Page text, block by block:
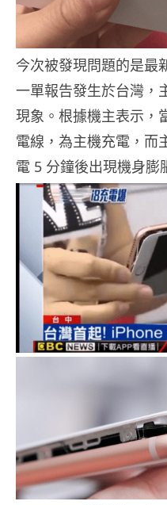
今次被發現問題的是最
一單報告發生於台灣，
現象。根據機主表示，
電線，為主機充電，而
電 5 分鐘後出現機身膨